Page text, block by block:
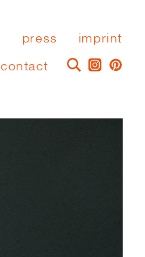
press
imprint
contact